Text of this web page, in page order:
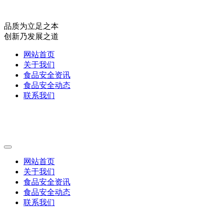
品质为立足之本
创新乃发展之道
网站首页
关于我们
食品安全资讯
食品安全动态
联系我们
网站首页
关于我们
食品安全资讯
食品安全动态
联系我们